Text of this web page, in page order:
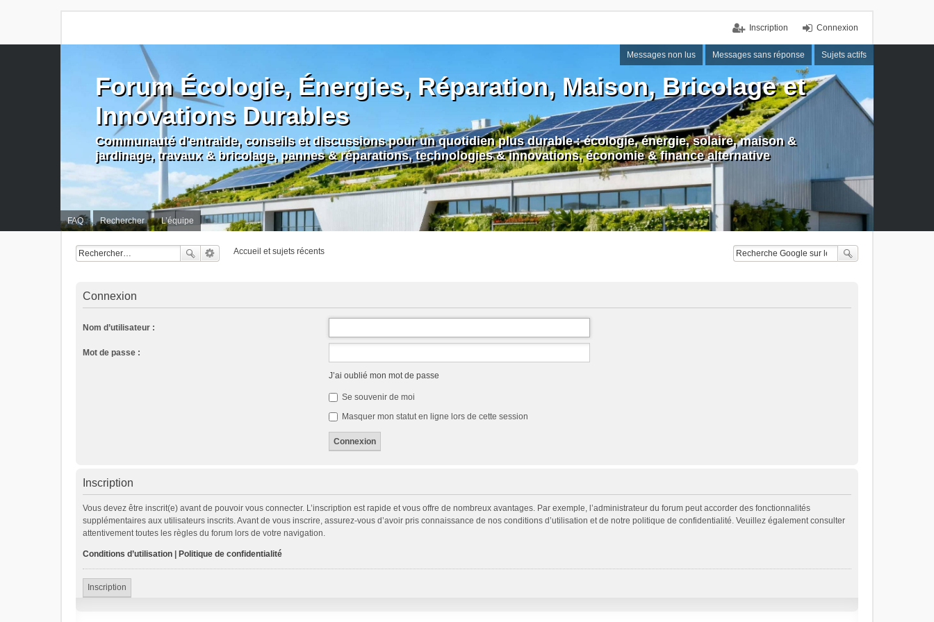
Connexion
Inscription
Messages non lus Messages sans réponse Sujets actifs
FAQ Rechercher L’équipe
Forum Écologie, Énergies, Réparation, Maison, Bricolage et
Innovations Durables
Communauté d'entraide, conseils et discussions pour un quotidien plus durable : écologie, énergie, solaire, maison &
jardinage, travaux & bricolage, pannes & réparations, technologies & innovations, économie & finance alternative
Accueil et sujets récents
Connexion
Nom d’utilisateur :
Mot de passe :
J’ai oublié mon mot de passe
Se souvenir de moi
Masquer mon statut en ligne lors de cette session
Inscription
Vous devez être inscrit(e) avant de pouvoir vous connecter. L’inscription est rapide et vous offre de nombreux avantages. Par exemple, l’administrateur du forum peut accorder des fonctionnalités
supplémentaires aux utilisateurs inscrits. Avant de vous inscrire, assurez-vous d’avoir pris connaissance de nos conditions d’utilisation et de notre politique de confidentialité. Veuillez également consulter
attentivement toutes les règles du forum lors de votre navigation.
Conditions d’utilisation Politique de confidentialité
Inscription